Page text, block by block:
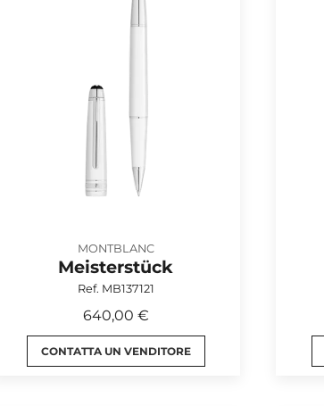
MONTBLANC
Meisterstück
Ref. MB137121
640,00 €
CONTATTA UN VENDITORE